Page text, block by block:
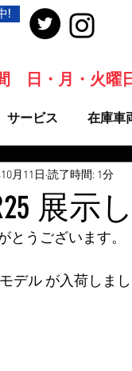
!
サービス 在庫車
日・月・火曜
展
月11日 読了時間: 1分
とうございます。
デル が入荷しま